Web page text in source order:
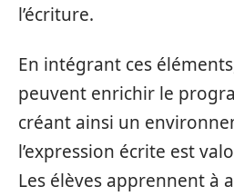
l’écriture.
En intégrant ces
peuvent enrichir le
créant ainsi un
l’expression écrite est
Les élèves apprennent à